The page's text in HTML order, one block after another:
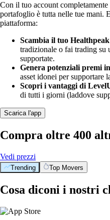
Con il tuo account
portafoglio è tutta nelle tue mani.
piattaforma:
Scambia il tuo
tradizionale o fai trading su
supportate.
Genera potenziali premi
asset idonei per supportare
Scopri i vantaggi di
di tutti i giorni (laddove
Scarica l'app
Compra oltre 400
Vedi prezzi
Trending Top Movers
Cosa diconi i nostri